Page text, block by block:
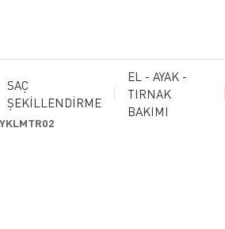
SAÇ
ŞEKİLLENDİRME
EL - AYAK -
TIRNAK
BAKIMI